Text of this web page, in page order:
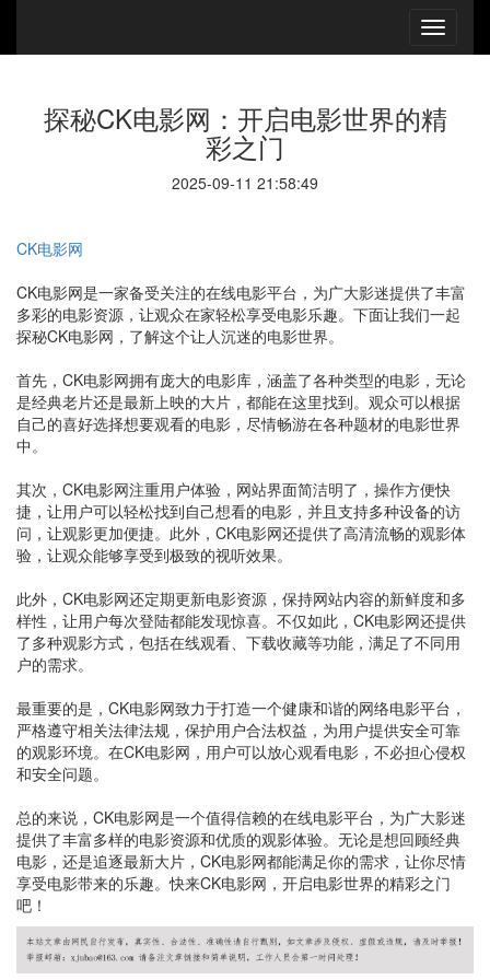
探秘CK电影网：开启电影世界的精
彩之门
2025-09-11 21:58:49
CK电影网
CK电影网是一家备受关注的在线电影平台，为广大影迷提供了丰富
多彩的电影资源，让观众在家轻松享受电影乐趣。下面让我们一起
探秘CK电影网，了解这个让人沉迷的电影世界。
首先，CK电影网拥有庞大的电影库，涵盖了各种类型的电影，无论
是经典老片还是最新上映的大片，都能在这里找到。观众可以根据
自己的喜好选择想要观看的电影，尽情畅游在各种题材的电影世界
中。
其次，CK电影网注重用户体验，网站界面简洁明了，操作方便快
捷，让用户可以轻松找到自己想看的电影，并且支持多种设备的访
问，让观影更加便捷。此外，CK电影网还提供了高清流畅的观影体
验，让观众能够享受到极致的视听效果。
此外，CK电影网还定期更新电影资源，保持网站内容的新鲜度和多
样性，让用户每次登陆都能发现惊喜。不仅如此，CK电影网还提供
了多种观影方式，包括在线观看、下载收藏等功能，满足了不同用
户的需求。
最重要的是，CK电影网致力于打造一个健康和谐的网络电影平台，
严格遵守相关法律法规，保护用户合法权益，为用户提供安全可靠
的观影环境。在CK电影网，用户可以放心观看电影，不必担心侵权
和安全问题。
总的来说，CK电影网是一个值得信赖的在线电影平台，为广大影迷
提供了丰富多样的电影资源和优质的观影体验。无论是想回顾经典
电影，还是追逐最新大片，CK电影网都能满足你的需求，让你尽情
享受电影带来的乐趣。快来CK电影网，开启电影世界的精彩之门
吧！